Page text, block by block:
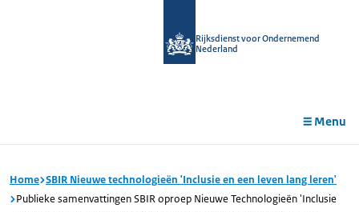
Rijksdienst voor Ondernemend
Nederland
Menu
Home SBIR Nieuwe technologieën 'Inclusie en een leven lang leren'
Publieke samenvattingen SBIR oproep Nieuwe Technologieën 'Inclusie